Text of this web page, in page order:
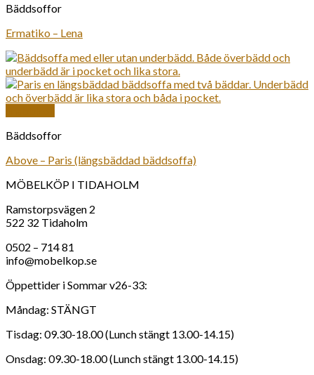
Bäddsoffor
Ermatiko – Lena
Bäddsoffor
Above – Paris (längsbäddad bäddsoffa)
MÖBELKÖP I TIDAHOLM
Ramstorpsvägen 2
522 32 Tidaholm
0502 – 714 81
info@mobelkop.se
Öppettider i Sommar v26-33:
Måndag: STÄNGT
Tisdag: 09.30-18.00 (Lunch stängt 13.00-14.15)
Onsdag: 09.30-18.00 (Lunch stängt 13.00-14.15)